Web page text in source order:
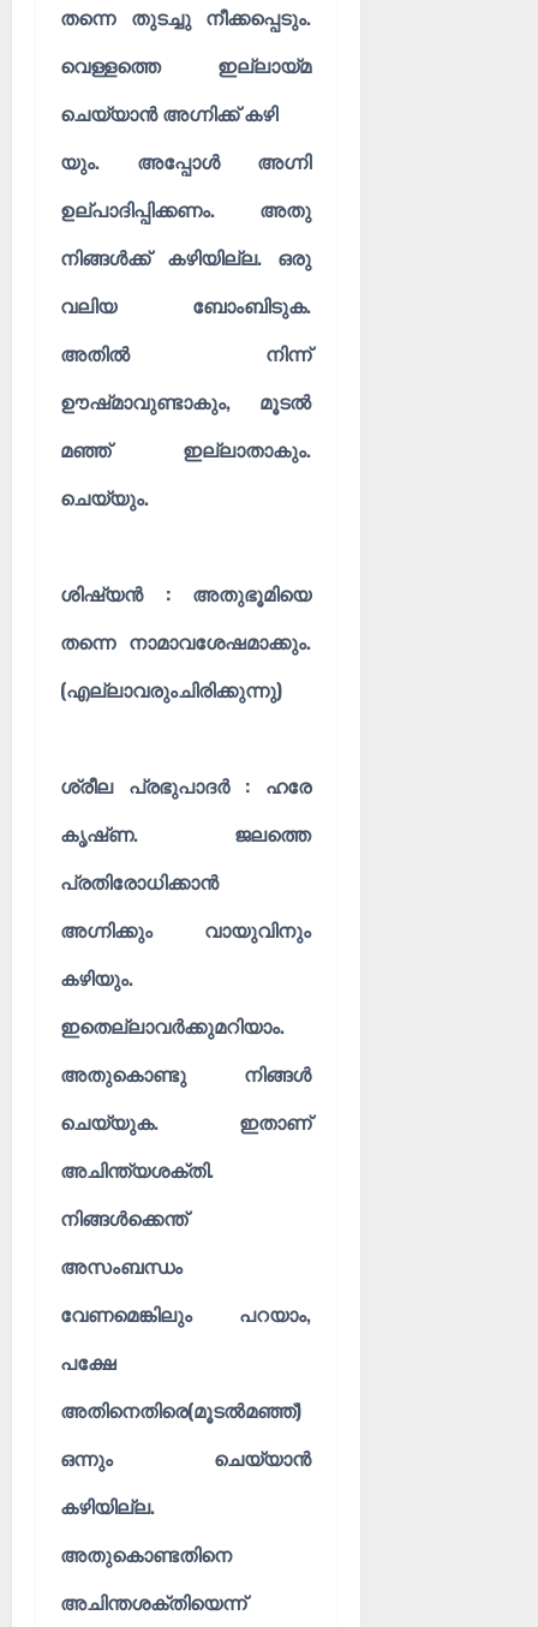
തന്നെ തുടച്ചു നീക്കപ്പെടും.
വെള്ളത്തെ ഇല്ലായ്‌മ
ചെയ്യാൻ അഗ്നിക്ക് കഴി
യും. അപ്പോൾ അഗ്നി
ഉല്പാദിപ്പിക്കണം. അതു
നിങ്ങൾക്ക് കഴിയില്ല. ഒരു
വലിയ ബോംബിടുക.
അതിൽ നിന്ന്
ഊഷ്‌മാവുണ്ടാകും, മൂടൽ
മഞ്ഞ് ഇല്ലാതാകും.
ചെയ്യും.
ശിഷ്യൻ : അതുഭൂമിയെ
തന്നെ നാമാവശേഷമാക്കും.
(എല്ലാവരുംചിരിക്കുന്നു)
ശ്രീല പ്രഭുപാദർ : ഹരേ
കൃഷ്‌ണ. ജലത്തെ
പ്രതിരോധിക്കാൻ
അഗ്നിക്കും വായുവിനും
കഴിയും.
ഇതെല്ലാവർക്കുമറിയാം.
അതുകൊണ്ടു നിങ്ങൾ
ചെയ്യുക. ഇതാണ്
അചിന്ത്യശക്തി.
നിങ്ങൾക്കെന്ത്
അസംബന്ധം
വേണമെങ്കിലും പറയാം,
പക്ഷേ
അതിനെതിരെ(മൂടൽമഞ്ഞ്)
ഒന്നും ചെയ്യാൻ
കഴിയില്ല.
അതുകൊണ്ടതിനെ
അചിന്തശക്തിയെന്ന്